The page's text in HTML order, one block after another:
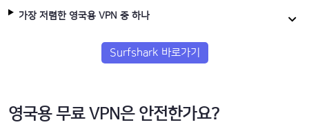
가장 저렴한 영국용 VPN 중 하나
Surfshark 바로가기
영국용 무료 VPN은 안전한가요?